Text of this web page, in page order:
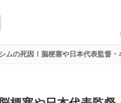
ムの死因！脳梗塞や日本代表監督